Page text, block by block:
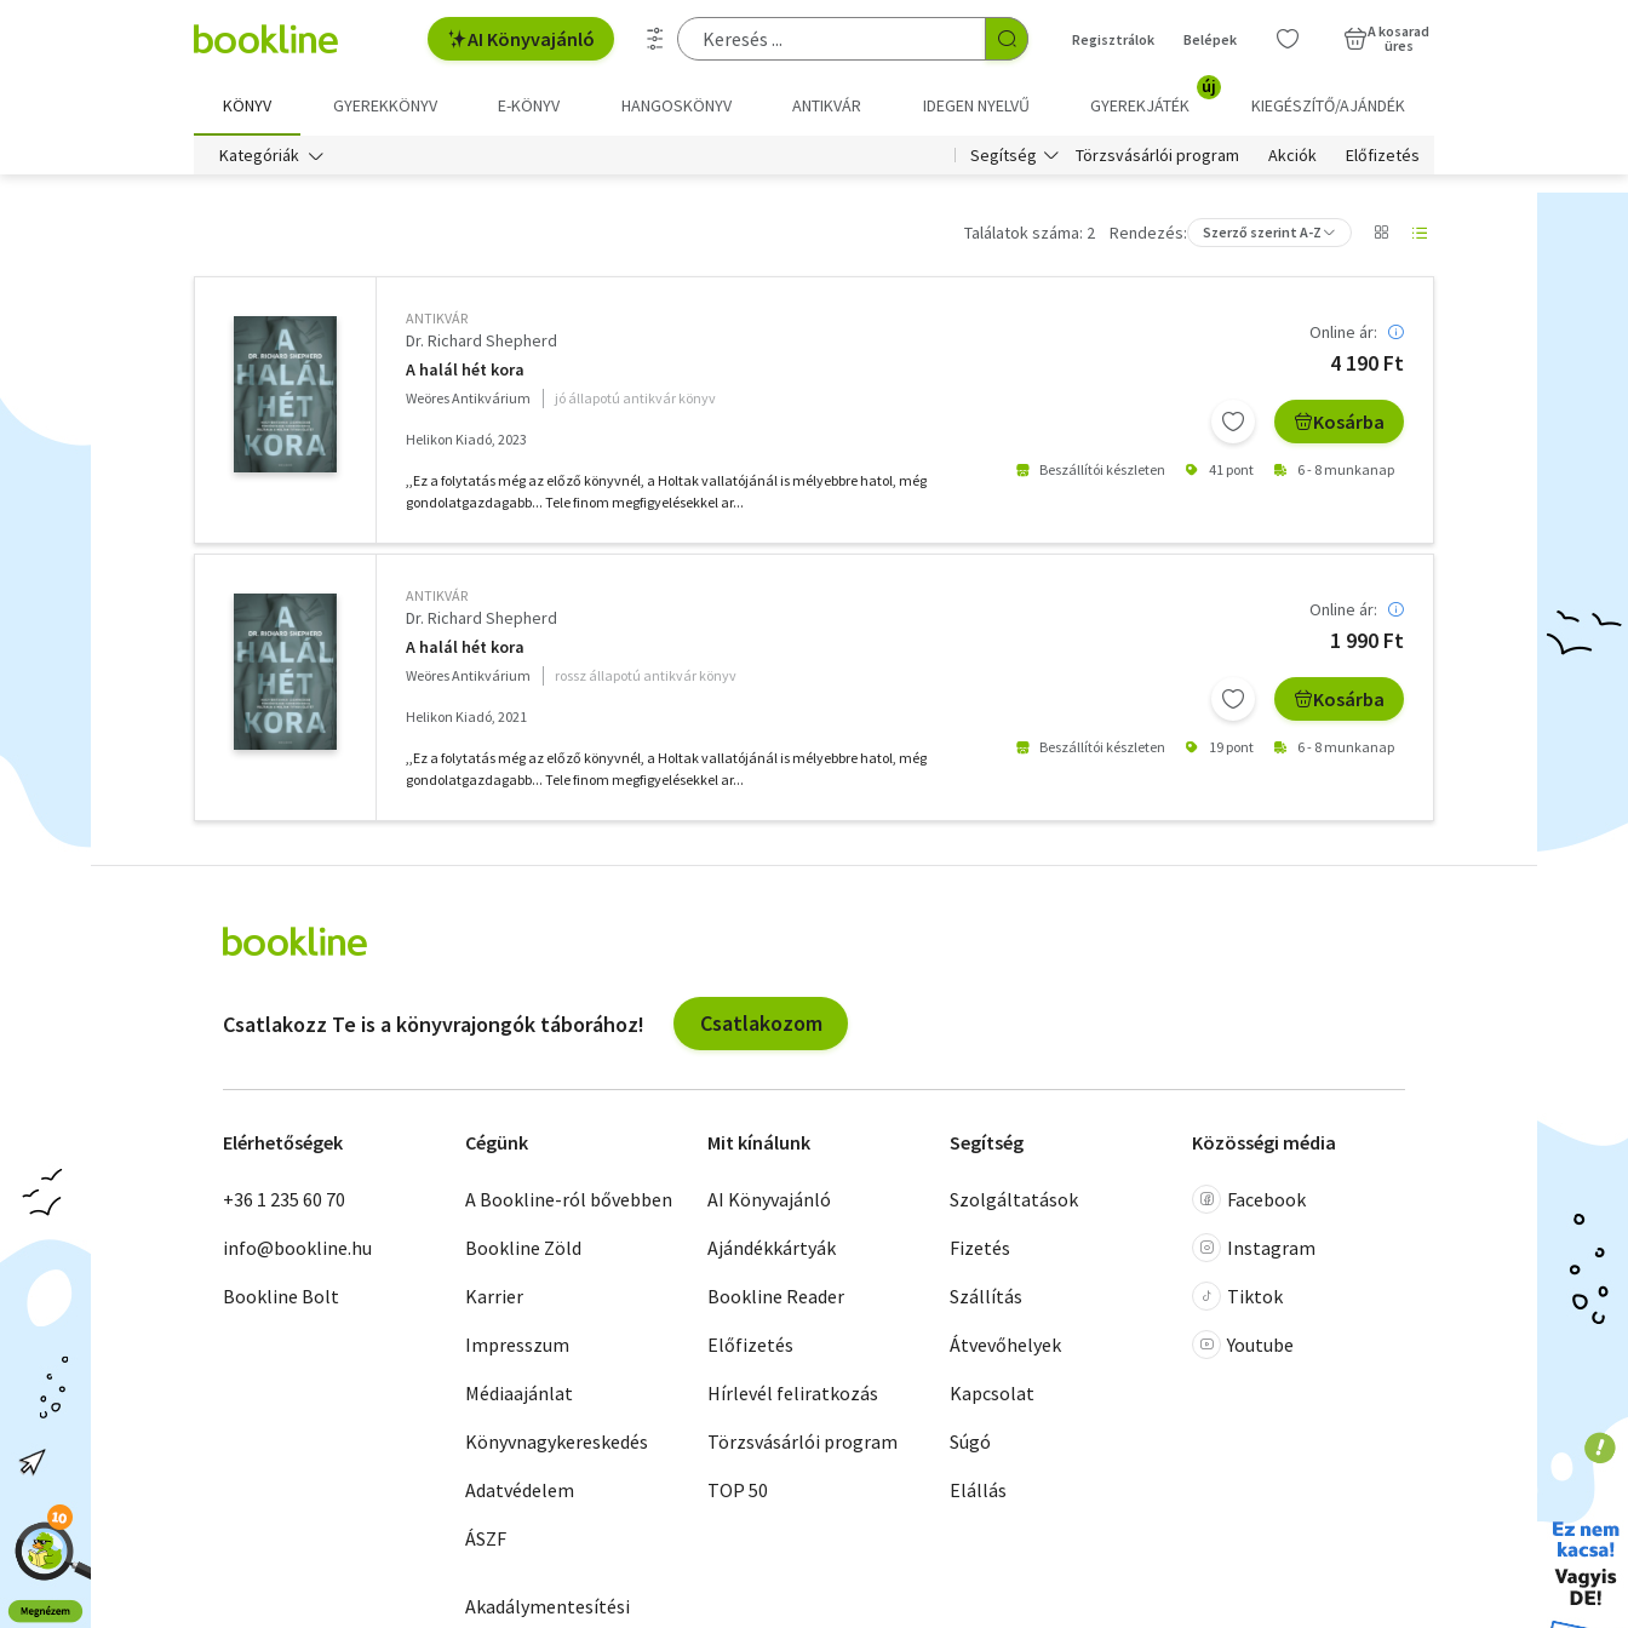
AI Könyvajánló Regisztrálok Belépek
A kosarad
üres
KÖNYV GYEREKKÖNYV E-KÖNYV HANGOSKÖNYV ANTIKVÁR IDEGEN NYELVŰ GYEREKJÁTÉK
új
KIEGÉSZÍTŐ/AJÁNDÉK
Kategóriák Segítség Törzsvásárlói program Akciók Előfizetés
Találatok száma: 2 Rendezés: Szerző szerint A-Z
ANTIKVÁR
Dr. Richard Shepherd
A halál hét kora
Weöres Antikvárium jó állapotú antikvár könyv
Helikon Kiadó, 2023
,,Ez a folytatás még az előző könyvnél, a Holtak vallatójánál is mélyebbre hatol, még
gondolatgazdagabb... Tele finom megfigyelésekkel ar...
Online ár:
4 190 Ft
Kosárba
Beszállítói készleten 41 pont 6 - 8 munkanap
ANTIKVÁR
Dr. Richard Shepherd
A halál hét kora
Weöres Antikvárium rossz állapotú antikvár könyv
Helikon Kiadó, 2021
,,Ez a folytatás még az előző könyvnél, a Holtak vallatójánál is mélyebbre hatol, még
gondolatgazdagabb... Tele finom megfigyelésekkel ar...
Online ár:
1 990 Ft
Kosárba
Beszállítói készleten 19 pont 6 - 8 munkanap
szűrők
Csatlakozz Te is a könyvrajongók táborához! Csatlakozom
Elérhetőségek
+36 1 235 60 70
info@bookline.hu
Bookline Bolt
Cégünk
A Bookline-ról bővebben
Bookline Zöld
Karrier
Impresszum
Médiaajánlat
Könyvnagykereskedés
Adatvédelem
ÁSZF
Akadálymentesítési
Mit kínálunk
AI Könyvajánló
Ajándékkártyák
Bookline Reader
Előfizetés
Hírlevél feliratkozás
Törzsvásárlói program
TOP 50
Segítség
Szolgáltatások
Fizetés
Szállítás
Átvevőhelyek
Kapcsolat
Súgó
Elállás
Közösségi média
Facebook
Instagram
Tiktok
Youtube